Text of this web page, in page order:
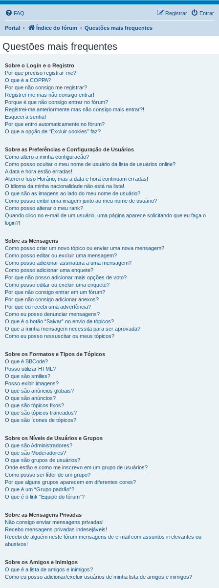
FAQ Entrar
Registrar
Portal Índice do fórum Questões mais frequentes
Questões mais frequentes
Sobre o Login e o Registro
Por que preciso registrar-me?
O que é a COPPA?
Por que não consigo me registrar?
Registrei-me mas não consigo entrar!
Porque é que não consigo entrar no fórum?
Registrei-me anteriormente mas não consigo mais entrar?!
Esqueci a senha!
Por que entro automaticamente no fórum?
O que a opção de “Excluir cookies” faz?
Sobre as Preferências e Configuração de Usuários
Como altero a minha configuração?
Como posso ocultar o meu nome de usuário da lista de usuários online?
A data e hora estão erradas!
Alterei o fuso Horário, mas a data e hora continuam erradas!
O idioma da minha nacionalidade não está na lista!
O que são as imagens ao lado do meu nome de usuário?
Como posso exibir uma imagem junto ao meu nome de usuário?
Como posso alterar o meu rank?
Quando clico no e-mail de um usuário, uma página aparece solicitando que eu faça o
login?!
Sobre as Mensagens
Como posso criar um novo tópico ou enviar uma nova mensagem?
Como posso editar ou excluir uma mensagem?
Como posso adicionar assinatura a uma mensagem?
Como posso adicionar uma enquete?
Por que não posso adicionar mais opções de voto?
Como posso editar ou excluir uma enquete?
Por que não consigo entrar em um fórum?
Por que não consigo adicionar anexos?
Por que eu recebi uma advertência?
Como eu posso denunciar mensagens?
O que é o botão “Salvar” no envio de tópicos?
O que a minha mensagem necessita para ser aprovada?
Como eu posso ressuscitar os meus tópicos?
Sobre os Formatos e Tipos de Tópicos
O que é BBCode?
Posso utilizar HTML?
O que são smilies?
Posso exibir imagens?
O que são anúncios globais?
O que são anúncios?
O que são tópicos fixos?
O que são tópicos trancados?
O que são ícones de tópicos?
Sobre os Níveis de Usuários e Grupos
O que são Administradores?
O que são Moderadores?
O que são grupos de usuários?
Onde estão e como me inscrevo em um grupo de usuários?
Como posso ser líder de um grupo?
Por que alguns grupos aparecem em diferentes cores?
O que é um “Grupo padrão”?
O que é o link “Equipe do fórum”?
Sobre as Mensagens Privadas
Não consigo enviar mensagens privadas!
Recebo mensagens privadas indesejáveis!
Recebi de alguém neste fórum mensagens de e-mail com assuntos irrelevantes ou
abusivos!
Sobre os Amigos e Inimigos
O que é a lista de amigos e inimigos?
Como eu posso adicionar/excluir usuários de minha lista de amigos e inimigos?